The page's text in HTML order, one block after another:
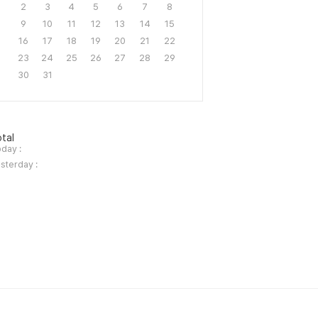
2
3 4 5 6 7
8
9
10 11 12 13 14
15
16
17 18 19 20 21
22
23
24 25 26 27 28
29
30
31
:
: